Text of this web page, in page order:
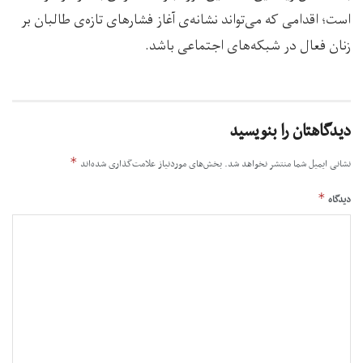
است؛ اقدامی که می‌تواند نشانه‌ی آغاز فشارهای تازه‌ی طالبان بر
زنان فعال در شبکه‌های اجتماعی باشد.
دیدگاهتان را بنویسید
نشانی ایمیل شما منتشر نخواهد شد. بخش‌های موردنیاز علامت‌گذاری شده‌اند *
دیدگاه *